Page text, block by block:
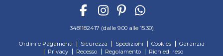
3481182417 (dalle 9.00 alle 15.30)
Ordini e Pagamenti Sicurezza Spedizioni Cookies
Garanzia
Privacy
Recesso Regolamento Richiedi reso